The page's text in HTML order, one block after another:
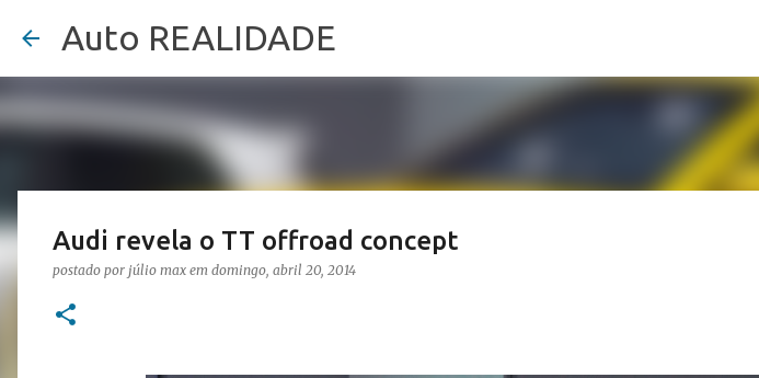
Auto REALIDADE
Audi revela o TT offroad concept
postado por júlio max em domingo, abril 20, 2014